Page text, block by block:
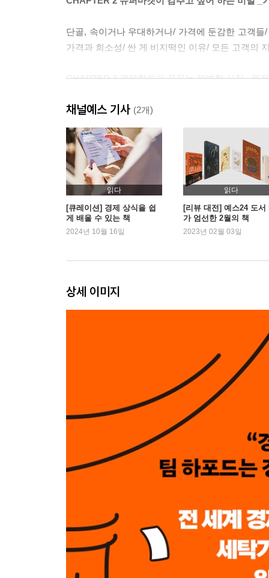
단골, 속이거나 우대하거나/ 가격에 둔감한 고객
가격과 희소성/ 싼 게 비지떡인 이유/ 모든 고객의
CHAPTER 3 경제학자가 꿈꾸는 완벽한 시장 _완
가격이 말해주는 것/ 완전경쟁시장의 특징/ 비시
노인의 난방비
CHAPTER 4 출퇴근의 경제학 _외부효과
출퇴근의 괴로움/ 뻔뻔한 운전자/ 왜 교통 체증이
우리가 모르는 사실/ 뉴올리언스 효과/ 대기오염
CHAPTER 5 좋은 중고차는 중고차 시장에 없는
CHAPTER 6 주식 부자들이 알고 있는 것들 _주가
CHAPTER 7 포커에서 경매까지, 치열한 경제 게
포커, 복잡한 세상의 축소판/ 게임의 고수들/
통신요금이 비싼 이유/ 경매의 여파
CHAPTER 8 정부가 도둑인 나라 _합리적 무시
왜 아직도 가난할까/ 정부 도적행위 이론/ 독재를
가장 잘할 수 있는 일을 하는 것/ 교환의 마법/
희소성의 전략
채널예스 기사 (2개)
읽다
[큐레이션] 경제 상식을 쉽
게 배울 수 있는 책
2024년 10월 16일
읽다
[리뷰 대전] 예스24 도서
가 엄선한 2월의 책
2023년 02월 03일
상세 이미지